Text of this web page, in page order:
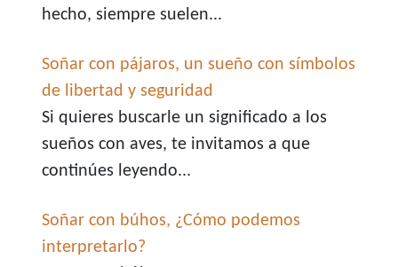
hecho, siempre suelen...
Soñar con pájaros, un sueño con símbolos
de libertad y seguridad
Si quieres buscarle un significado a los
sueños con aves, te invitamos a que
continúes leyendo...
Soñar con búhos, ¿Cómo podemos
interpretarlo?